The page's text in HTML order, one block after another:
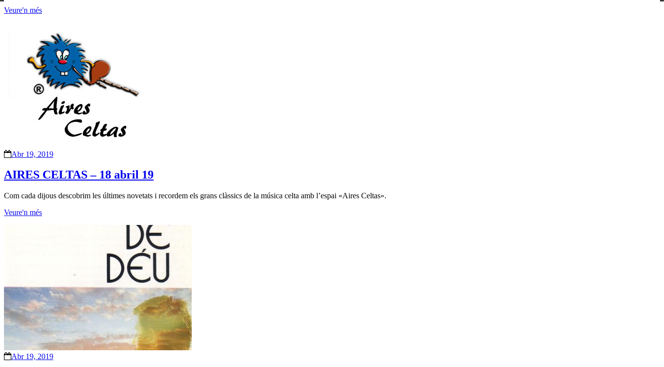
Veure'n més
Abr 19, 2019
AIRES CELTAS – 18 abril 19
Com cada dijous descobrim les últimes novetats i recordem els grans clàssics de la música celta amb l’espai «Aires Celtas».
Veure'n més
Abr 19, 2019